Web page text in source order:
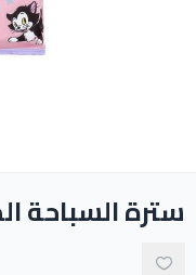
المقالات
سترة السباحة